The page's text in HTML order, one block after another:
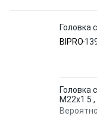
Головка
BIPRO
Головка
M22х1.5